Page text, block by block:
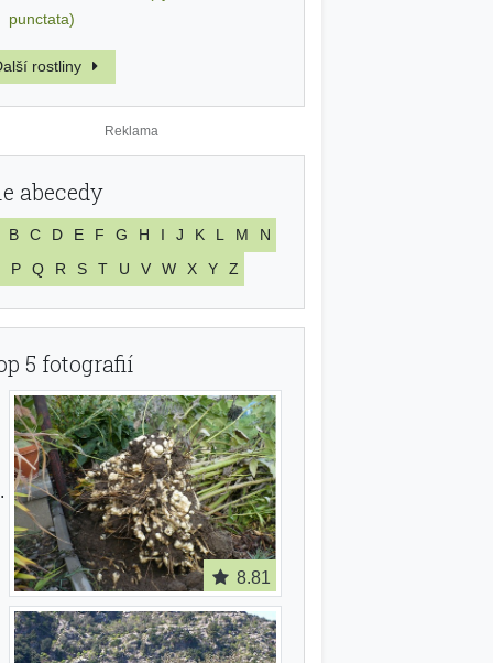
punctata)
rostliny
abecedy
B C D E F G H I J K L M
N
P
Q R S T U V W X Y Z
5 fotografií
8.81